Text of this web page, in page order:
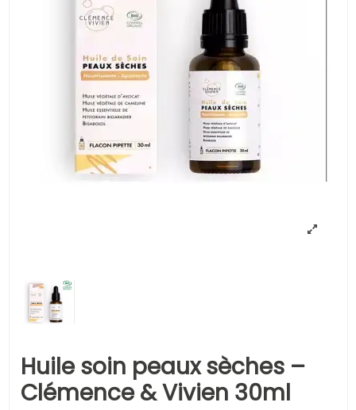
Huile soin peaux sèches –
Clémence & Vivien 30ml